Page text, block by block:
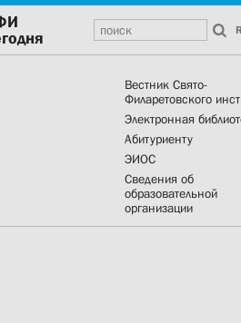
Вестник Свято-
Филаретовского
Электронная
Абитуриенту
ЭИОС
Сведения об
образовательной
организации